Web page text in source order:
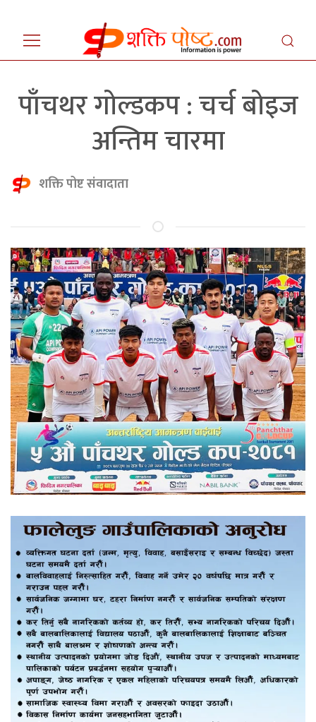
पाँचथर गोल्डकप : चर्च बोइज
अन्तिम चारमा
शक्ति पोष्ट संवादाता